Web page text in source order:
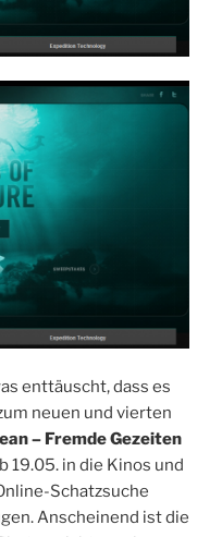
enttäuscht, dass es
neuen und vierten
– Fremde Gezeiten
19.05. in die Kinos und
Schatzsuche
Anscheinend ist die